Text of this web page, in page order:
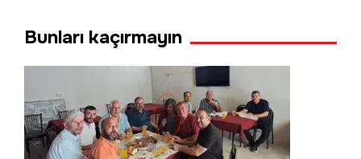
Bunları kaçırmayın